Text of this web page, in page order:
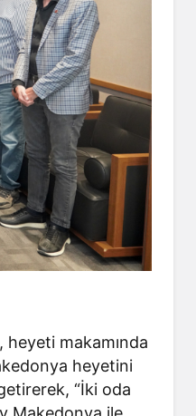
, heyeti makamında
heyetini
“İki oda